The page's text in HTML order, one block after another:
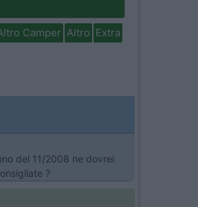
Camper Altro Extra
del 11/2008 ne dovrei
?